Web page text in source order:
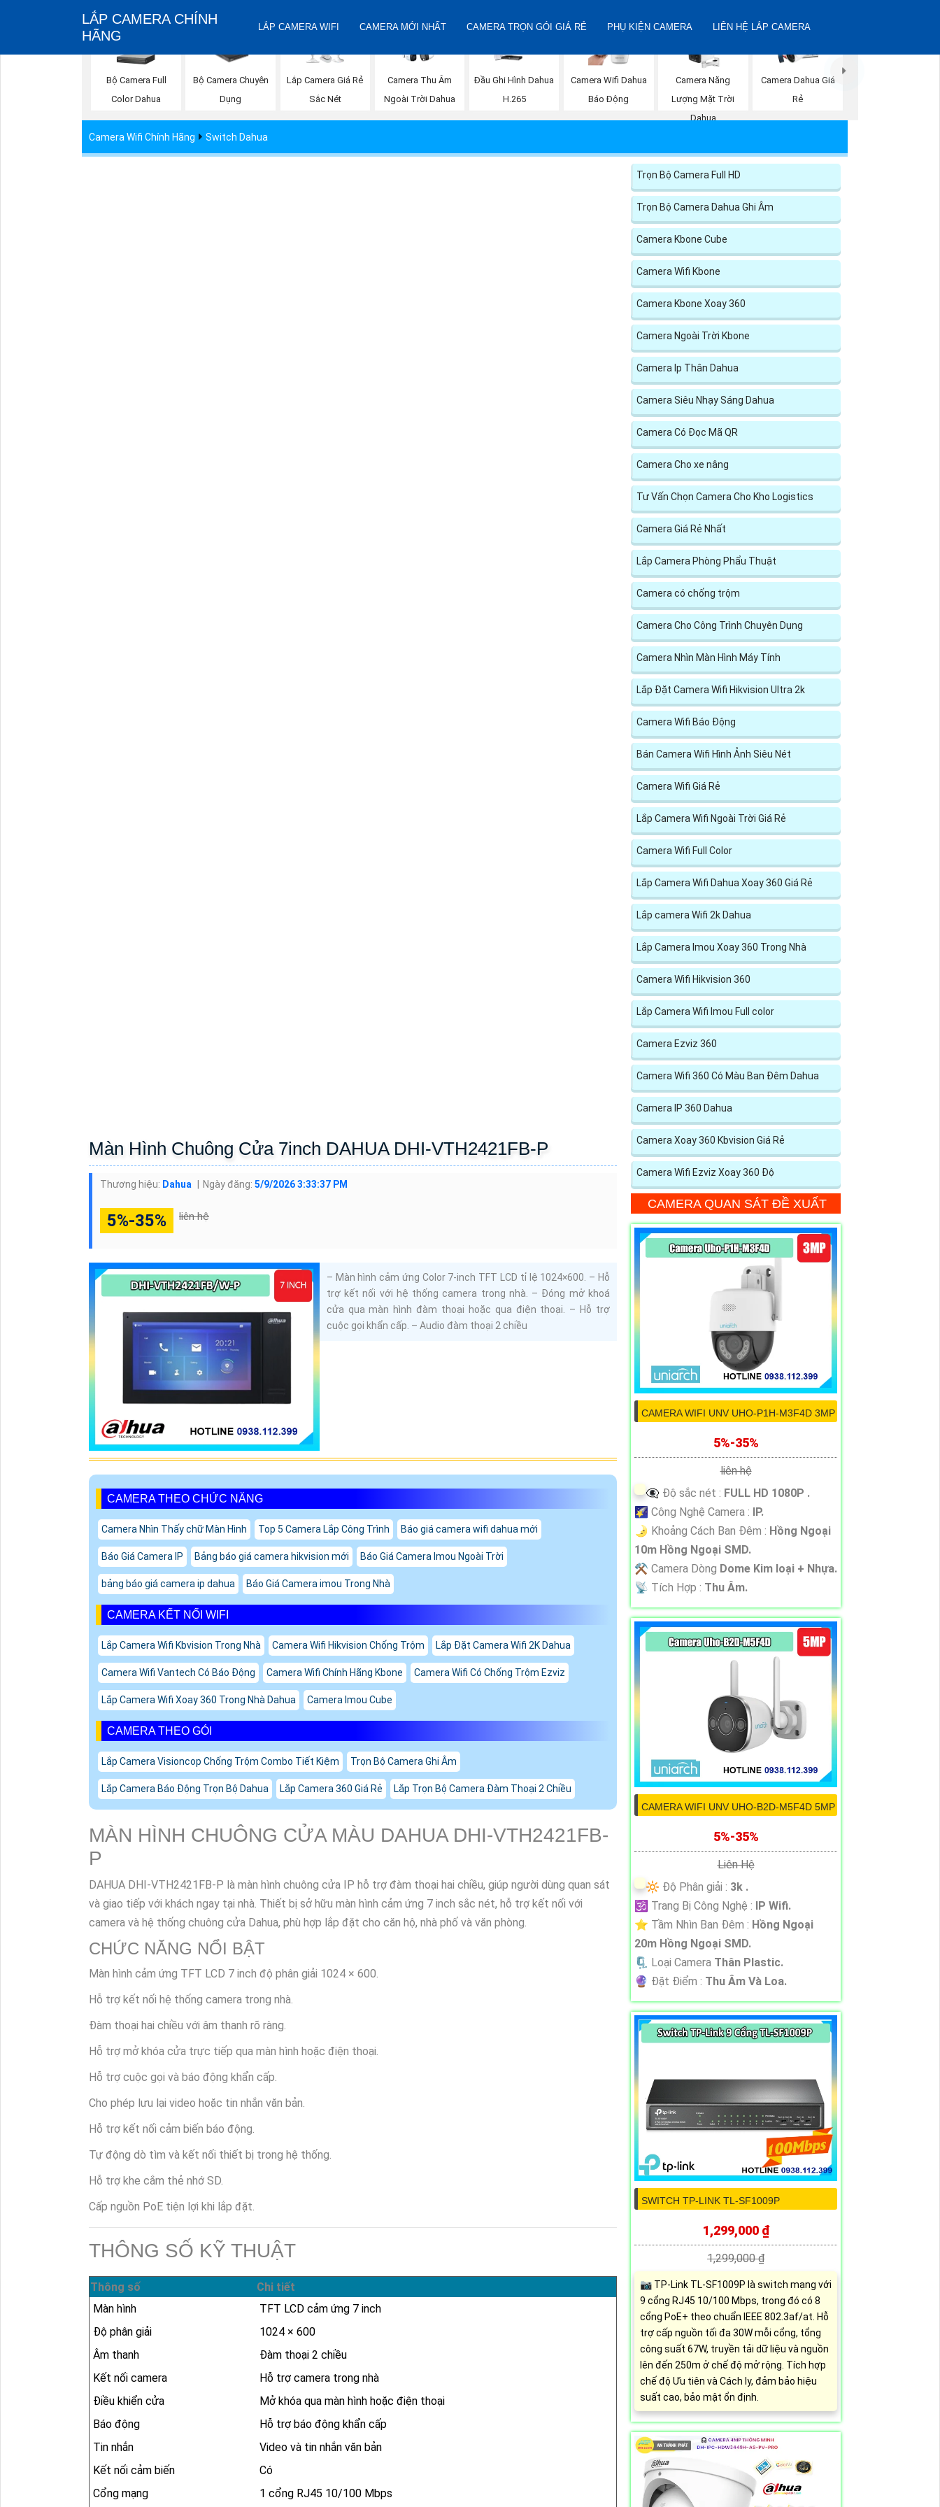
LẮP CAMERA CHÍNH
HÃNG
LẮP CAMERA WIFI CAMERA MỚI NHẤT CAMERA TRỌN GÓI GIÁ RẺ PHỤ KIỆN CAMERA LIÊN HỆ LẮP CAMERA
Bộ Camera Full
Color Dahua
Bộ Camera Chuyên
Dụng
Lắp Camera Giá Rẻ
Sắc Nét
Camera Thu Âm
Ngoài Trời Dahua
Đầu Ghi Hình Dahua
H.265
Camera Wifi Dahua
Báo Động
Camera Năng
Lượng Mặt Trời
Dahua
Camera Dahua Giá
Rẻ
Camera Wifi Chính Hãng Switch Dahua
Màn Hình Chuông Cửa 7inch DAHUA DHI-VTH2421FB-P
Thương hiệu: Dahua Ngày đăng: 5/9/2026 3:33:37 PM
5%-35% liên hệ
– Màn hình cảm ứng Color 7-inch TFT LCD tỉ lệ 1024×600. – Hỗ
trợ kết nối với hệ thống camera trong nhà. – Đóng mở khoá
cửa qua màn hình đàm thoại hoặc qua điện thoại. – Hỗ trợ
cuộc gọi khẩn cấp. – Audio đàm thoại 2 chiều
CAMERA THEO CHỨC NĂNG
Camera Nhìn Thấy chữ Màn Hình Top 5 Camera Lắp Công Trình Báo giá camera wifi dahua mới
Báo Giá Camera IP Bảng báo giá camera hikvision mới Báo Giá Camera Imou Ngoài Trời
bảng báo giá camera ip dahua Báo Giá Camera imou Trong Nhà
CAMERA KẾT NỐI WIFI
Lắp Camera Wifi Kbvision Trong Nhà Camera Wifi Hikvision Chống Trộm Lắp Đặt Camera Wifi 2K Dahua
Camera Wifi Vantech Có Báo Động Camera Wifi Chính Hãng Kbone Camera Wifi Có Chống Trộm Ezviz
Lắp Camera Wifi Xoay 360 Trong Nhà Dahua Camera Imou Cube
CAMERA THEO GÓI
Lắp Camera Visioncop Chống Trộm Combo Tiết Kiệm Trọn Bộ Camera Ghi Âm
Lắp Camera Báo Động Trọn Bộ Dahua Lắp Camera 360 Giá Rẻ Lắp Trọn Bộ Camera Đàm Thoại 2 Chiều
MÀN HÌNH CHUÔNG CỬA MÀU DAHUA DHI-VTH2421FB-
P
DAHUA DHI-VTH2421FB-P là màn hình chuông cửa IP hỗ trợ đàm thoại hai chiều, giúp người dùng quan sát
và giao tiếp với khách ngay tại nhà. Thiết bị sở hữu màn hình cảm ứng 7 inch sắc nét, hỗ trợ kết nối với
camera và hệ thống chuông cửa Dahua, phù hợp lắp đặt cho căn hộ, nhà phố và văn phòng.
CHỨC NĂNG NỔI BẬT
Màn hình cảm ứng TFT LCD 7 inch độ phân giải 1024 × 600.
Hỗ trợ kết nối hệ thống camera trong nhà.
Đàm thoại hai chiều với âm thanh rõ ràng.
Hỗ trợ mở khóa cửa trực tiếp qua màn hình hoặc điện thoại.
Hỗ trợ cuộc gọi và báo động khẩn cấp.
Cho phép lưu lại video hoặc tin nhắn văn bản.
Hỗ trợ kết nối cảm biến báo động.
Tự động dò tìm và kết nối thiết bị trong hệ thống.
Hỗ trợ khe cắm thẻ nhớ SD.
Cấp nguồn PoE tiện lợi khi lắp đặt.
THÔNG SỐ KỸ THUẬT
Thông số
Chi tiết
Màn hình
TFT LCD cảm ứng 7 inch
Độ phân giải
1024 × 600
Âm thanh
Đàm thoại 2 chiều
Kết nối camera
Hỗ trợ camera trong nhà
Điều khiển cửa
Mở khóa qua màn hình hoặc điện thoại
Báo động
Hỗ trợ báo động khẩn cấp
Tin nhắn
Video và tin nhắn văn bản
Kết nối cảm biến
Có
Cổng mạng
1 cổng RJ45 10/100 Mbps
Trọn Bộ Camera Full HD
Trọn Bộ Camera Dahua Ghi Âm
Camera Kbone Cube
Camera Wifi Kbone
Camera Kbone Xoay 360
Camera Ngoài Trời Kbone
Camera Ip Thân Dahua
Camera Siêu Nhạy Sáng Dahua
Camera Có Đọc Mã QR
Camera Cho xe nâng
Tư Vấn Chọn Camera Cho Kho Logistics
Camera Giá Rẻ Nhất
Lắp Camera Phòng Phẩu Thuật
Camera có chống trộm
Camera Cho Công Trình Chuyên Dụng
Camera Nhìn Màn Hình Máy Tính
Lắp Đặt Camera Wifi Hikvision Ultra 2k
Camera Wifi Báo Động
Bán Camera Wifi Hình Ảnh Siêu Nét
Camera Wifi Giá Rẻ
Lắp Camera Wifi Ngoài Trời Giá Rẻ
Camera Wifi Full Color
Lắp Camera Wifi Dahua Xoay 360 Giá Rẻ
Lắp camera Wifi 2k Dahua
Lắp Camera Imou Xoay 360 Trong Nhà
Camera Wifi Hikvision 360
Lắp Camera Wifi Imou Full color
Camera Ezviz 360
Camera Wifi 360 Có Màu Ban Đêm Dahua
Camera IP 360 Dahua
Camera Xoay 360 Kbvision Giá Rẻ
Camera Wifi Ezviz Xoay 360 Độ
CAMERA QUAN SÁT ĐỀ XUẤT
CAMERA WIFI UNV UHO-P1H-M3F4D 3MP
5%-35%
liên hệ
👁️‍🗨 Độ sắc nét : FULL HD 1080P .
🌠 Công Nghệ Camera : IP.
🌛 Khoảng Cách Ban Đêm : Hồng Ngoại
10m Hồng Ngoại SMD.
⚒ Camera Dòng Dome Kim loại + Nhựa.
️📡 Tích Hợp : Thu Âm.
CAMERA WIFI UNV UHO-B2D-M5F4D 5MP
5%-35%
Liên Hệ
🔆 Độ Phân giải : 3k .
🕉️ Trang Bị Công Nghệ : IP Wifi.
⭐ Tầm Nhìn Ban Đêm : Hồng Ngoại
20m Hồng Ngoại SMD.
🗜️ Loại Camera Thân Plastic.
️🔮 Đặt Điểm : Thu Âm Và Loa.
SWITCH TP-LINK TL-SF1009P
1,299,000 ₫
1,299,000 ₫
📷 TP-Link TL-SF1009P là switch mạng với
9 cổng RJ45 10/100 Mbps, trong đó có 8
cổng PoE+ theo chuẩn IEEE 802.3af/at. Hỗ
trợ cấp nguồn tối đa 30W mỗi cổng, tổng
công suất 67W, truyền tải dữ liệu và nguồn
lên đến 250m ở chế độ mở rộng. Tích hợp
chế độ Ưu tiên và Cách ly, đảm bảo hiệu
suất cao, bảo mật ổn định.